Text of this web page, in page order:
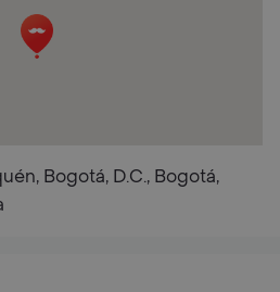
Bogotá, D.C., Bogotá,